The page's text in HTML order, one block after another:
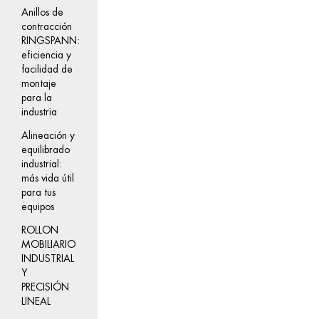
Anillos de
contracción
RINGSPANN:
eficiencia y
facilidad de
montaje
para la
industria
Alineación y
equilibrado
industrial:
más vida útil
para tus
equipos
ROLLON
MOBILIARIO
INDUSTRIAL
Y
PRECISIÓN
LINEAL